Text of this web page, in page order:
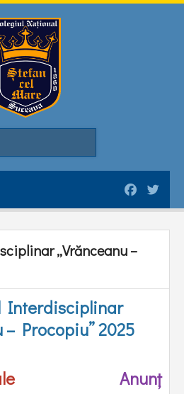
„Vrănceanu –
Interdisciplinar
– Procopiu” 2025
Anunț